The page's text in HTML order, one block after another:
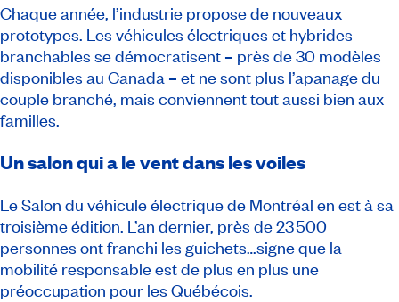
Chaque année, l’industrie propose de nouveaux
prototypes. Les véhicules électriques et hybrides
branchables se démocratisent – près de 30 modèles
disponibles au Canada – et ne sont plus l’apanage du
couple branché, mais conviennent tout aussi bien aux
familles.
Un salon qui a le vent dans les voiles
Le Salon du véhicule électrique de Montréal en est à sa
troisième édition. L’an dernier, près de 23 500
personnes ont franchi les guichets…signe que la
mobilité responsable est de plus en plus une
préoccupation pour les Québécois.